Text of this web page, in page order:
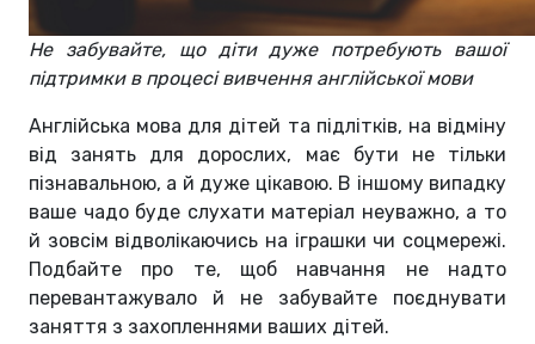
Не забувайте, що діти дуже потребують вашої
підтримки в процесі вивчення англійської мови
Англійська мова для дітей та підлітків, на відміну
від занять для дорослих, має бути не тільки
пізнавальною, а й дуже цікавою. В іншому випадку
ваше чадо буде слухати матеріал неуважно, а то
й зовсім відволікаючись на іграшки чи соцмережі.
Подбайте про те, щоб навчання не надто
перевантажувало й не забувайте поєднувати
заняття з захопленнями ваших дітей.